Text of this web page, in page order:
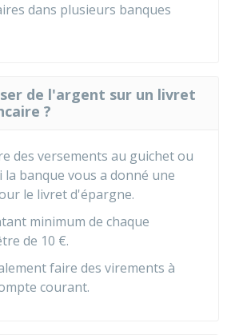
dans plusieurs banques
de l'argent sur un livret
?
des versements au guichet ou
banque vous a donné une
le livret d'épargne.
minimum de chaque
de 10 €.
faire des virements à
courant.